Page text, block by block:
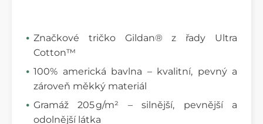
Značkové tričko Gildan® z řady Ultra
Cotton™
100% americká bavlna – kvalitní, pevný a
zároveň měkký materiál
Gramáž 205 g/m² – silnější, pevnější a
odolnější látka